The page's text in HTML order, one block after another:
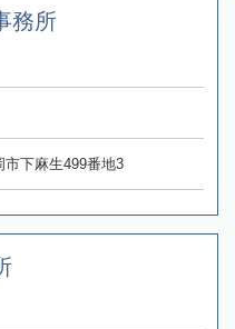
務所
市下麻生499番地3